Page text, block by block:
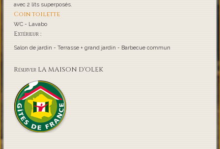
avec 2 lits superposés.
Coin toilette
WC - Lavabo
Extérieur :
Salon de jardin - Terrasse + grand jardin - Barbecue commun
Réserver LA MAISON D'OLEK